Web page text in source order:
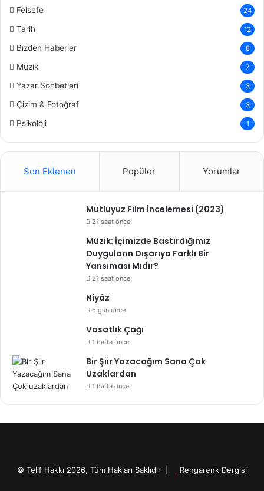
Felsefe 24
Tarih 12
Bizden Haberler 8
Müzik 7
Yazar Sohbetleri 3
Çizim & Fotoğraf 3
Psikoloji 1
Son Eklenen Popüler Yorumlar
Mutluyuz Film İncelemesi (2023)
21 saat önce
Müzik: İçimizde Bastırdığımız
Duyguların Dışarıya Farklı Bir
Yansıması Mıdır?
21 saat önce
Niyâz
6 gün önce
Vasatlık Çağı
1 hafta önce
Bir Şiir Yazacağım Sana Çok
Uzaklardan
1 hafta önce
© Telif Hakkı 2026, Tüm Hakları Saklıdır | Rengarenk Dergisi